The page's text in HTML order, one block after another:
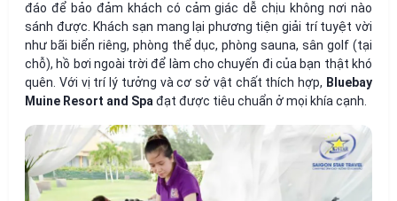
đáo để bảo đảm khách có cảm giác dễ chịu không nơi nào
sánh được. Khách sạn mang lại phương tiện giải trí tuyệt vời
như bãi biển riêng, phòng thể dục, phòng sauna, sân golf (tại
chỗ), hồ bơi ngoài trời để làm cho chuyến đi của bạn thật khó
quên. Với vị trí lý tưởng và cơ sở vật chất thích hợp, Bluebay
Muine Resort and Spa đạt được tiêu chuẩn ở mọi khía cạnh.